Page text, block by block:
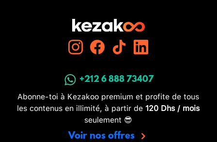
+212 6 888 73407
Abonne-toi à Kezakoo premium et profite de tous
les contenus en illimité, à partir de 120 Dhs / mois
seulement 😎
Voir nos offres